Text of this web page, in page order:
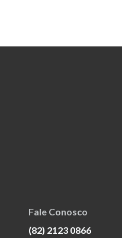
Fale Conosco
(82) 2123 0866